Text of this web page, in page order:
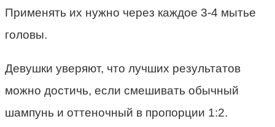
Применять их нужно через каждое 3-4 мытье
головы.
Девушки уверяют, что лучших результатов
можно достичь, если смешивать обычный
шампунь и оттеночный в пропорции 1:2.